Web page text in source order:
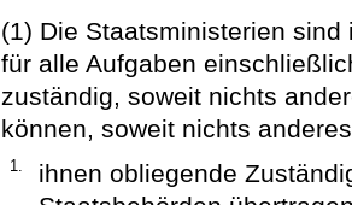
(1) Die Staatsministerien
für alle Aufgaben
zuständig, soweit nichts
können, soweit nichts
1.
ihnen obliegende